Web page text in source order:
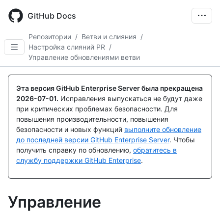
main
GitHub Docs
Репозитории / Ветви и слияния /
Настройка слияний PR /
Управление обновлениями ветви
Эта версия GitHub Enterprise Server была прекращена
2026-07-01. Исправления выпускаться не будут даже
при критических проблемах безопасности. Для
повышения производительности, повышения
безопасности и новых функций выполните обновление
до последней версии GitHub Enterprise Server. Чтобы
получить справку по обновлению, обратитесь в
службу поддержки GitHub Enterprise.
Управление